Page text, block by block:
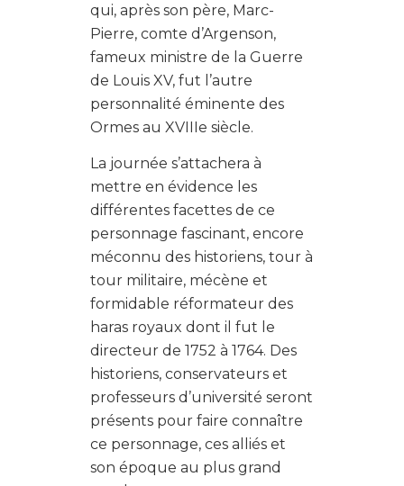
qui, après son père, Marc-
Pierre, comte d’Argenson,
fameux ministre de la Guerre
de Louis XV, fut l’autre
personnalité éminente des
Ormes au XVIIIe siècle.
La journée s’attachera à
mettre en évidence les
différentes facettes de ce
personnage fascinant, encore
méconnu des historiens, tour à
tour militaire, mécène et
formidable réformateur des
haras royaux dont il fut le
directeur de 1752 à 1764. Des
historiens, conservateurs et
professeurs d’université seront
présents pour faire connaître
ce personnage, ces alliés et
son époque au plus grand